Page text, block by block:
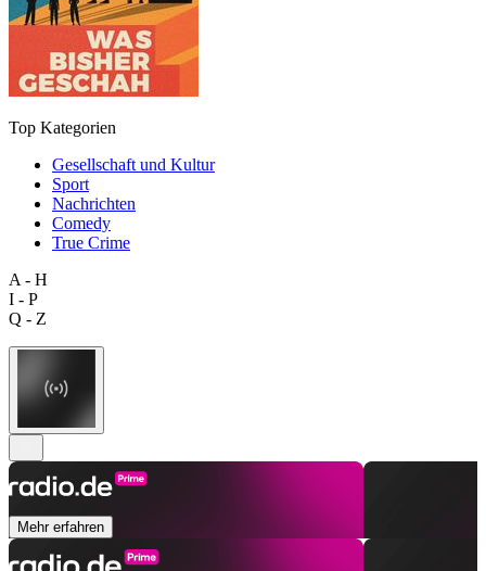
Top Kategorien
Gesellschaft und Kultur
Sport
Nachrichten
Comedy
True Crime
A - H
I - P
Q - Z
Mehr erfahren